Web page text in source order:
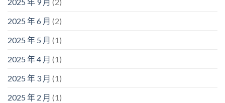
2025 年 9 月 (2)
2025 年 6 月 (2)
2025 年 5 月 (1)
2025 年 4 月 (1)
2025 年 3 月 (1)
2025 年 2 月 (1)